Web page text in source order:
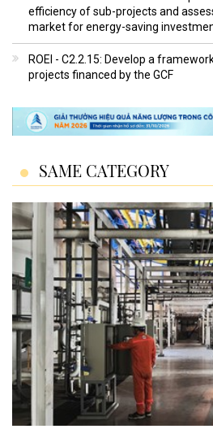
efficiency of sub-projects and
market for energy-saving
ROEI - C2.2.15: Develop a
projects financed by the GCF
SAME CATEGORY